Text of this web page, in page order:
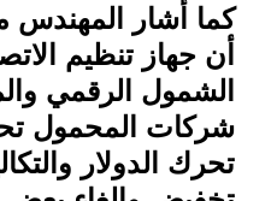
كما أشار المهندس
أن جهاز تنظيم
الشمول الرقمي
شركات المحمول
تحرك الدولار